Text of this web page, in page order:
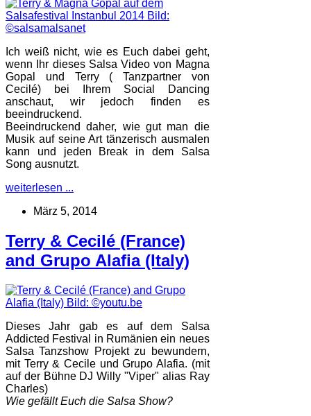
Ich weiß nicht, wie es Euch dabei geht,
wenn Ihr dieses Salsa Video von Magna
Gopal und Terry ( Tanzpartner von
Cecilé) bei Ihrem Social Dancing
anschaut, wir jedoch finden es
beeindruckend.
Beeindruckend daher, wie gut man die
Musik auf seine Art tänzerisch ausmalen
kann und jeden Break in dem Salsa
Song ausnutzt.
weiterlesen ...
März 5, 2014
Terry & Cecilé (France)
and Grupo Alafia (Italy)
Dieses Jahr gab es auf dem Salsa
Addicted Festival in Rumänien ein neues
Salsa Tanzshow Projekt zu bewundern,
mit Terry & Cecile und Grupo Alafia. (mit
auf der Bühne DJ Willy "Viper" alias Ray
Charles)
Wie gefällt Euch die Salsa Show?